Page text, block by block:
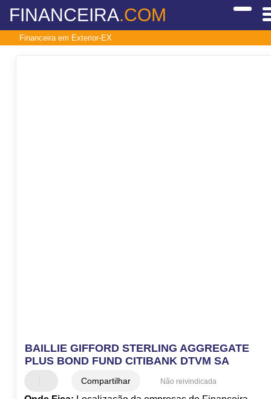
FINANCEIRA.COM
Financeira em Exterior-EX
BAILLIE GIFFORD STERLING AGGREGATE
PLUS BOND FUND CITIBANK DTVM SA
Compartilhar Não reivindicada